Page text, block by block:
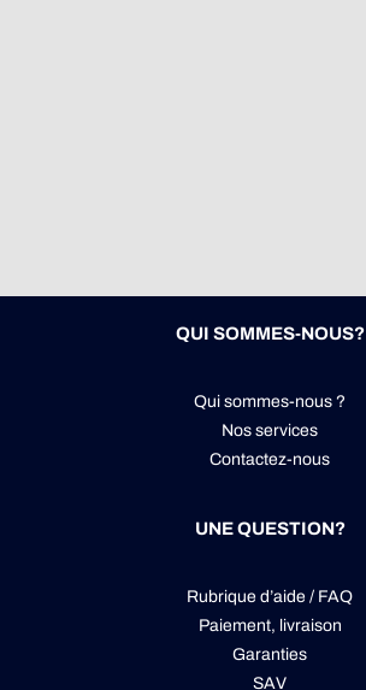
QUI SOMMES-NOUS?
Qui sommes-nous ?
Nos services
Contactez-nous
UNE QUESTION?
Rubrique d’aide / FAQ
Paiement, livraison
Garanties
SAV